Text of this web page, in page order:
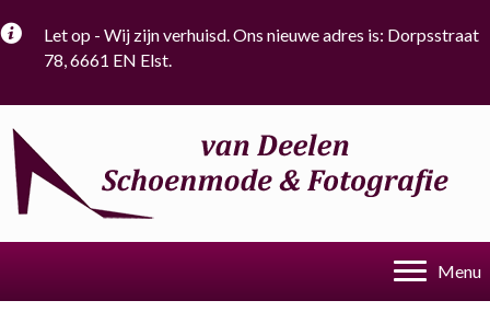
Let op - Wij zijn verhuisd. Ons nieuwe adres is: Dorpsstraat
78, 6661 EN Elst.
Menu